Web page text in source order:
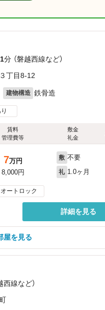
1分 （磐越西線など）
丁目8-12
建物構造 鉄骨造
賃料
管理費等
敷金
礼金
7万円
8,000円
敷 不要
礼 1.0ヶ月
オートロック
詳細を見る
屋を見る
西線など）